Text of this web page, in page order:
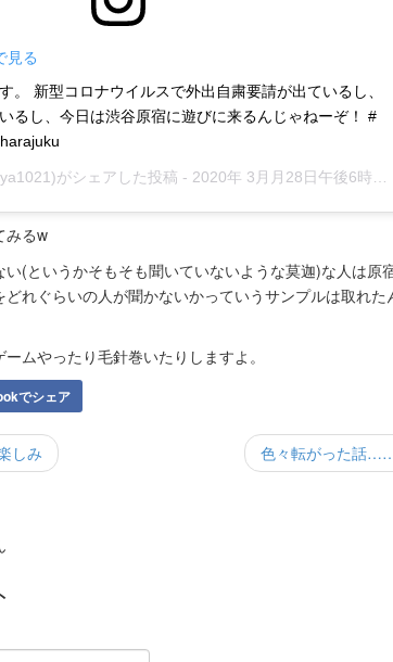
見る
。 新型コロナウイルスで外出自粛要請が出ているし、
るし、今日は渋谷原宿に遊びに来るんじゃねーぞ！ #
がシェアした投稿 - 2020年 3月月28日午後6時19分PDT
みるw
(というかそもそも聞いていないような莫迦)な人は原
どれぐらいの人が聞かないかっていうサンプルは取れた
ムやったり毛針巻いたりしますよ。
でシェア
しみ 色々転がった話